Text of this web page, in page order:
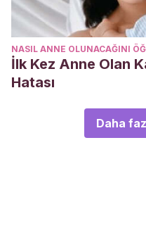
NASIL ANNE OLUNACAĞINI
İlk Kez Anne Olan
Hatası
Daha